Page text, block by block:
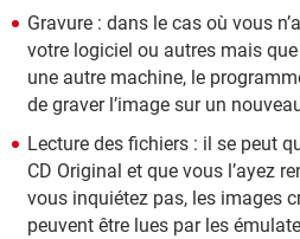
Gravure : dans le cas où vous
votre logiciel ou autres mais
une autre machine, le
de graver l’image sur un
Lecture des fichiers : il se peut
CD Original et que vous l’ayez
vous inquiétez pas, les images
peuvent être lues par les